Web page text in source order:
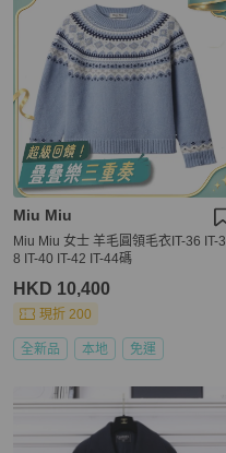
Miu Miu
Miu Miu 女士 羊毛圓領毛衣IT-36 IT-3
8 IT-40 IT-42 IT-44碼
HKD 10,400
現折 200
全新品 本地 免運